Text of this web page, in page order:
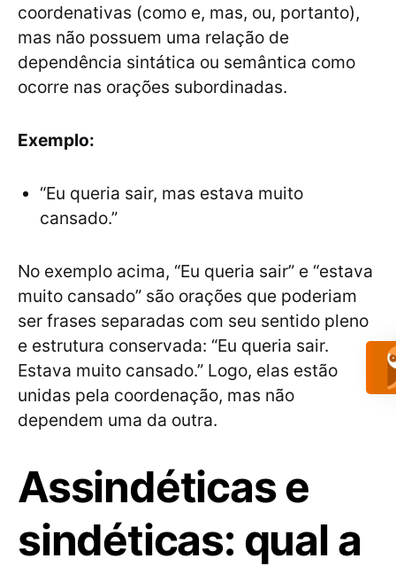
coordenativas (como e, mas, ou, portanto),
mas não possuem uma relação de
dependência sintática ou semântica como
ocorre nas orações subordinadas.
Exemplo:
“Eu queria sair, mas estava muito
cansado.”
No exemplo acima, “Eu queria sair” e “estava
muito cansado” são orações que poderiam
ser frases separadas com seu sentido pleno
e estrutura conservada: “Eu queria sair.
Estava muito cansado.” Logo, elas estão
unidas pela coordenação, mas não
dependem uma da outra.
Assindéticas e
sindéticas: qual a